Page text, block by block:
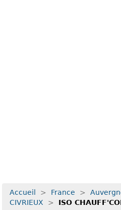
Accueil > France >
CIVRIEUX
> ISO